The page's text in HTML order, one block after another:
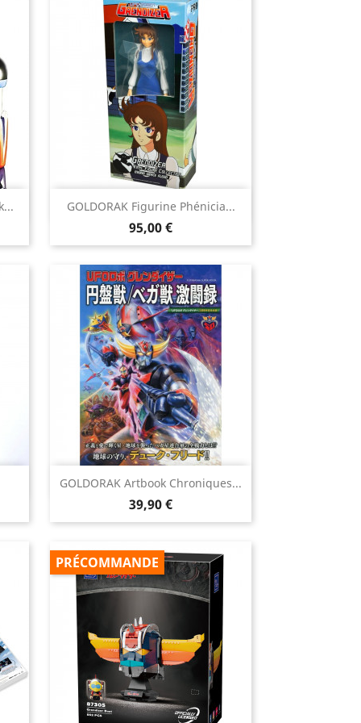
GOLDORAK Figurine Phénicia...
Prix
95,00 €
Aperçu rapide
GOLDORAK Artbook Chroniques...
Prix
39,90 €
Aperçu rapide
PRÉCOMMANDE